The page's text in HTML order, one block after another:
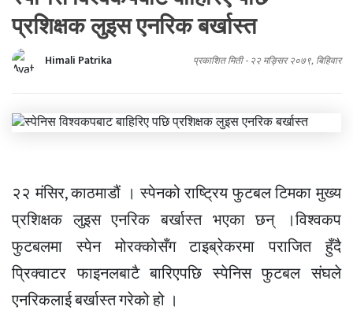
प्रशिक्षक लुइस एनरिक बर्खास्त
Himali Patrika प्रकाशित मिती - २२ मङ्सिर २०७९, बिहिवार
२२ मंसिर, काठमाडौं । स्पेनको राष्ट्रिय फुटबल टिमका मुख्य
प्रशिक्षक लुइस एनरिक बर्खास्त भएका छन् ।विश्वकप
फुटबलमा स्पेन मोरक्कोसँग टाइब्रेकरमा पराजित हुँदै
प्रिक्वाटर फाइनलबाटै बारिएपछि स्पेनिस फुटबल संघले
एनरिकलाई बर्खास्त गरेको हो ।